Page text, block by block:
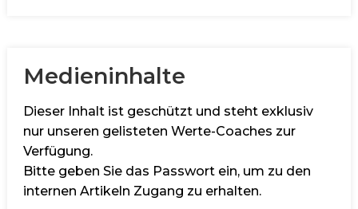
Medieninhalte
Dieser Inhalt ist geschützt und steht exklusiv
nur unseren gelisteten Werte-Coaches zur
Verfügung.
Bitte geben Sie das Passwort ein, um zu den
internen Artikeln Zugang zu erhalten.